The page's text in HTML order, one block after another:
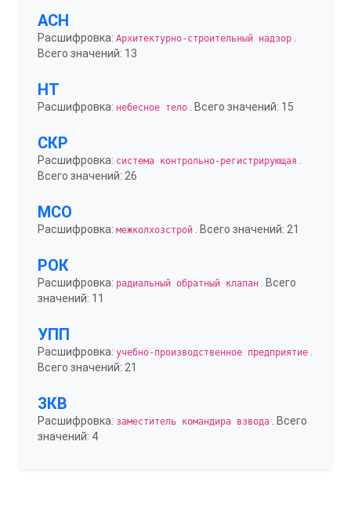
АСН
Расшифровка: Архитектурно-строительный надзор
Всего значений: 13
НТ
Расшифровка: небесное тело . Всего значений: 15
СКР
Расшифровка: система контрольно-регистрирующая
Всего значений: 26
МСО
Расшифровка: межколхозстрой . Всего значений: 21
РОК
Расшифровка: радиальный обратный клапан . Всего
значений: 11
УПП
Расшифровка: учебно-производственное предприятие
Всего значений: 21
ЗКВ
Расшифровка: заместитель командира взвода . Всего
значений: 4